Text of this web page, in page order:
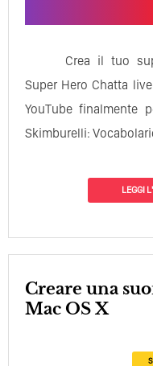
Crea il tuo
Super Hero Chatta
YouTube finalmente
Skimburelli:
LEGGI
Creare una suoneria per iPhone su
Mac OS X